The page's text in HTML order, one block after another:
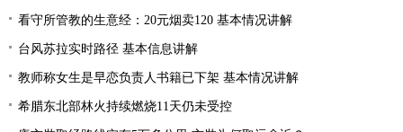
看守所管教的生意经：20元烟卖120 基本情况讲解
台风苏拉实时路径 基本信息讲解
教师称女生是早恋负责人书籍已下架 基本情况讲解
希腊东北部林火持续燃烧11天仍未受控